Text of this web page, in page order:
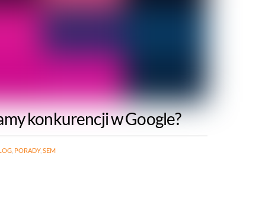
konkurencji w Google?
PORADY,SEM